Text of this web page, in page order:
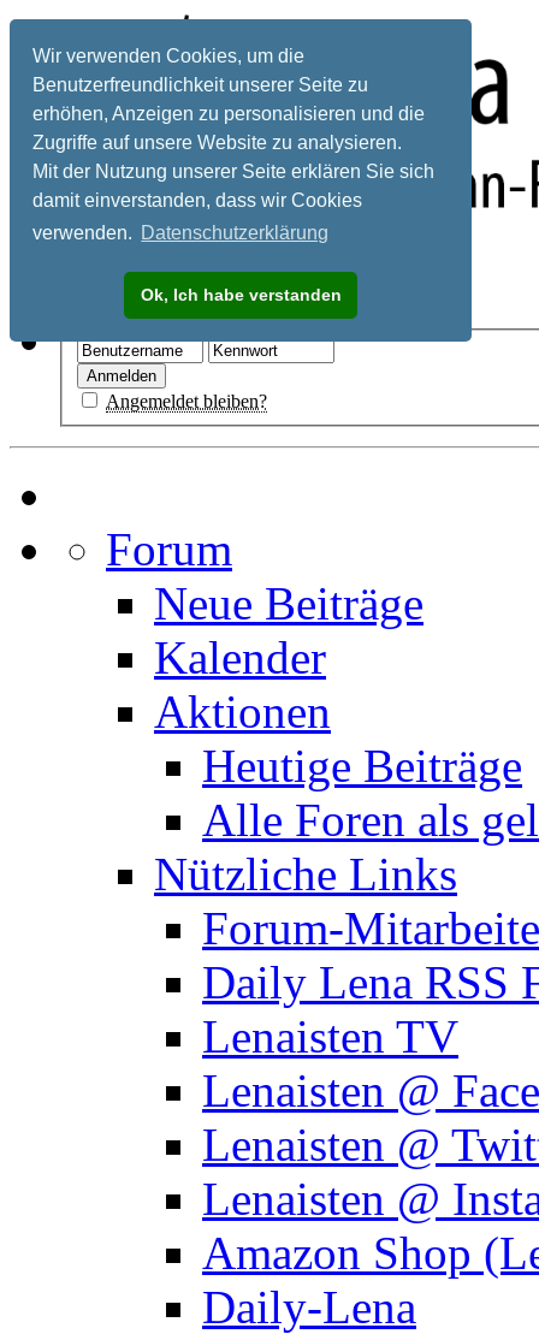
Wir verwenden Cookies, um die
Benutzerfreundlichkeit unserer Seite zu
erhöhen, Anzeigen zu personalisieren und die
Zugriffe auf unsere Website zu analysieren.
Mit der Nutzung unserer Seite erklären Sie sich
damit einverstanden, dass wir Cookies
verwenden. Datenschutzerklärung
Ok, Ich habe verstanden
Registrieren
Angemeldet bleiben?
Forum
Neue Beiträge
Kalender
Aktionen
Heutige Beiträge
Alle Foren als
Nützliche Links
Forum-
Daily Lena RSS
Lenaisten TV
Lenaisten @
Lenaisten @
Lenaisten @
Amazon Shop
Daily-Lena